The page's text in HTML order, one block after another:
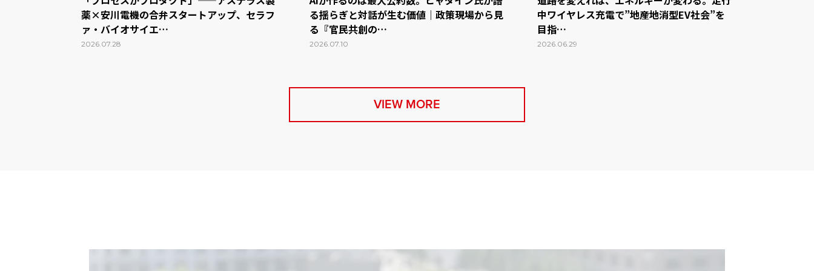
薬×安川電機の合弁スタートアップ、セラフ
ァ・バイオサイエ…
2026.07.28
る揺らぎと対話が生む価値｜政策現場から見
る『官民共創の…
2026.07.10
中ワイヤレス充電で”地産地消型EV社会”を
目指…
2026.06.29
VIEW MORE